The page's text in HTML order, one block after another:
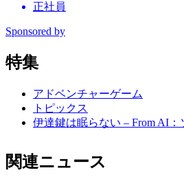
正社員
Sponsored by
特集
アドベンチャーゲーム
トピックス
伊達鍵は眠らない – From AI
関連ニュース